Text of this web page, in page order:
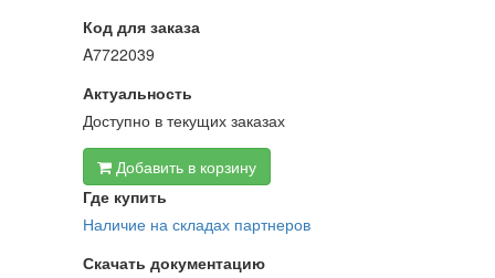
Код для заказа
A7722039
Актуальность
Доступно в текущих заказах
Добавить в корзину
Где купить
Наличие на складах партнеров
Скачать документацию